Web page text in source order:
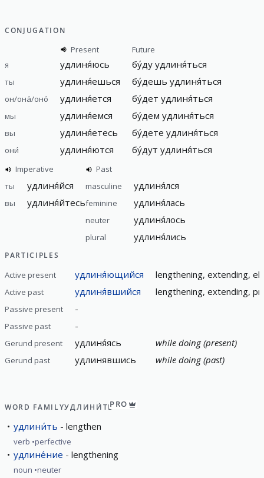
CONJUGATION
Present
Future
я
удлиня́юсь бу́ду удлиня́ться
ты удлиня́ешься бу́дешь удлиня́ться
он/она́/оно́ удлиня́ется бу́дет удлиня́ться
мы удлиня́емся бу́дем удлиня́ться
вы удлиня́етесь бу́дете удлиня́ться
они́ удлиня́ются бу́дут удлиня́ться
Imperative
ты
удлиня́йся
вы удлиня́йтесь
Past
masculine
удлиня́лся
feminine удлиня́лась
neuter удлиня́лось
plural удлиня́лись
PARTICIPLES
Active present удлиня́ющийся lengthening, extending,
Active past удлиня́вшийся lengthening, extending,
Passive present -
Passive past -
Gerund present удлиня́ясь while doing (present)
Gerund past удлинявшись while doing (past)
WORD FAMILYУДЛИНИ́ТЬPRO
удлини́ть lengthen
verb perfective
удлине́ние lengthening
noun neuter